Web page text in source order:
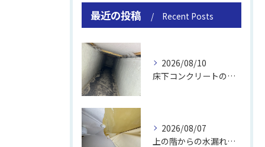
最近の投稿 Recent Posts
2026/08/10
床下コンクリートの除カビ｜施工事例と流れ
2026/08/07
上の階からの水漏れでカビ｜対処法と業者